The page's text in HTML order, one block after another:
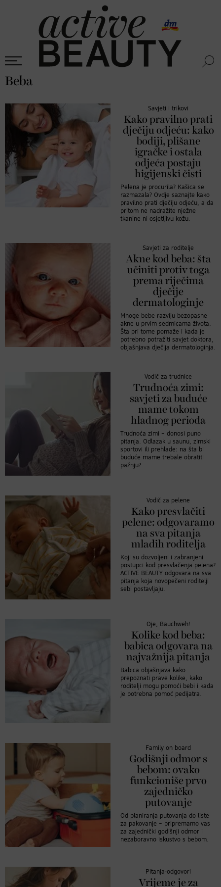
Beba
Savjeti i trikovi
Kako pravilno prati
dječiju odjeću: kako
bodiji, plišane
igračke i ostala
odjeća postaju
higijenski čisti
Pelena je procurila? Kašica se
razmazala? Ovdje saznajte kako
pravilno prati dječiju odjeću, a da
pritom ne nadražite nježne
tkanine ni osjetljivu kožu.
Savjeti za roditelje
Akne kod beba: šta
učiniti protiv toga
prema riječima
dječije
dermatologinje
Mnoge bebe razviju bezopasne
akne u prvim sedmicama života.
Šta pri tome pomaže i kada je
potrebno potražiti savjet doktora,
objašnjava dječija dermatologinja.
Vodič za trudnice
Trudnoća zimi:
savjeti za buduće
mame tokom
hladnog perioda
Trudnoća zimi – donosi puno
pitanja. Odlazak u saunu, zimski
sportovi ili prehlade: na šta bi
buduće mame trebale obratiti
pažnju?
Vodič za pelene
Kako presvlačiti
pelene: odgovaramo
na sva pitanja
mladih roditelja
Koji su dozvoljeni i zabranjeni
postupci kod presvlačenja pelena?
ACTIVE BEAUTY odgovara na sva
pitanja koja novopečeni roditelji
sebi postavljaju.
Oje, Bauchweh!
Kolike kod beba:
babica odgovara na
najvažnija pitanja
Babica objašnjava kako
prepoznati prave kolike, kako
roditelji mogu pomoći bebi i kada
je potrebna pomoć pedijatra.
Family on board
Godišnji odmor s
bebom: ovako
funkcioniše prvo
zajedničko
putovanje
Od planiranja putovanja do liste
za pakovanje – pripremamo vas
za zajednički godišnji odmor i
nezaboravno iskustvo s bebom.
Pitanja-odgovori
Vrijeme je za